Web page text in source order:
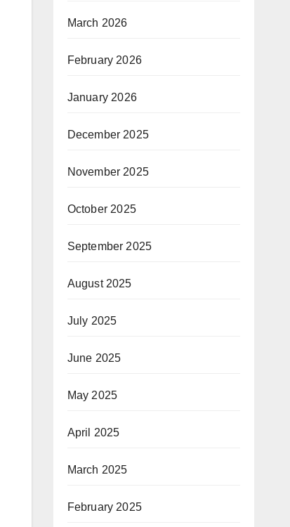
March 2026
February 2026
January 2026
December 2025
November 2025
October 2025
September 2025
August 2025
July 2025
June 2025
May 2025
April 2025
March 2025
February 2025